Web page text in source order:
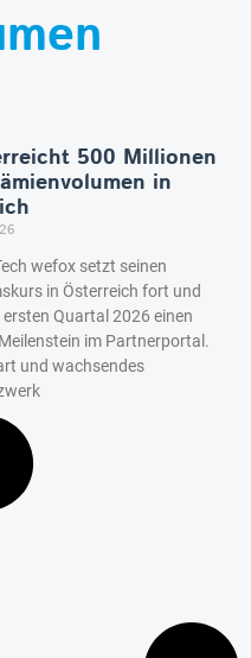
500 Millionen
in
wefox setzt seinen
in Österreich fort und
Quartal 2026 einen
im Partnerportal.
und wachsendes